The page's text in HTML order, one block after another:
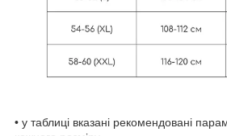
• у таблиці вказані рекомендовані